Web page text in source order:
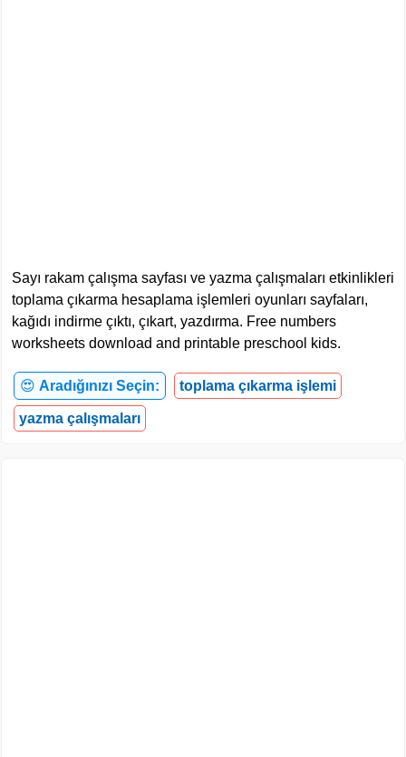
Sayı rakam çalışma sayfası ve yazma çalışmaları etkinlikleri
toplama çıkarma hesaplama işlemleri oyunları sayfaları,
kağıdı indirme çıktı, çıkart, yazdırma. Free numbers
worksheets download and printable preschool kids.
😍 Aradığınızı Seçin: toplama çıkarma işlemi
yazma çalışmaları